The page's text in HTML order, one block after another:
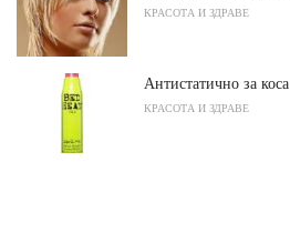
КРАСОТА И ЗДРАВЕ
Антистатично за коса
КРАСОТА И ЗДРАВЕ